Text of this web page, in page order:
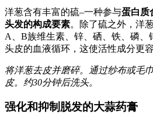
洋葱含有丰富的硫–一种参与蛋白质
头发的构成要素。除了硫之外，洋
A、B族维生素、锌、硒、铁、磷、
头皮的血液循环，这使活性成分更
将洋葱去皮并磨碎。通过纱布或毛
皮。约30分钟后洗头。
强化和抑制脱发的大蒜药膏